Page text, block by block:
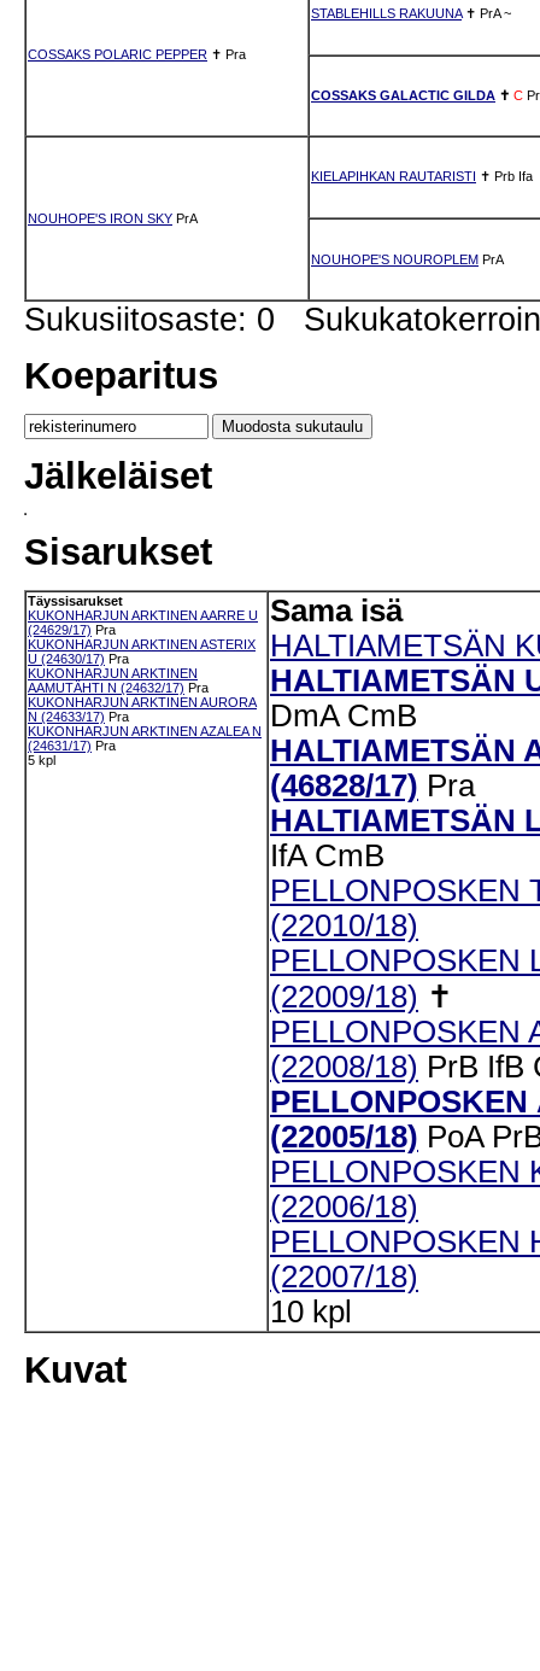
COSSAKS POLARIC PEPPER ✝ Pra
STABLEHILLS RAKUUNA✝ PrA ~
COSSAKS GALACTIC GILDA ✝ C
NOUHOPE'S IRON SKY PrA
KIELAPIHKAN RAUTARISTI ✝ Prb Ifa
NOUHOPE'S NOUROPLEM PrA
Sukusiitosaste: 0
Koeparitus
Jälkeläiset
Sisarukset
Täyssisarukset
KUKONHARJUN ARKTINEN AARRE U
(24629/17) Pra
KUKONHARJUN ARKTINEN ASTERIX
U (24630/17) Pra
KUKONHARJUN ARKTINEN
AAMUTÄHTI N (24632/17) Pra
KUKONHARJUN ARKTINEN AURORA
N (24633/17) Pra
KUKONHARJUN ARKTINEN AZALEA N
(24631/17) Pra
5 kpl
Sama isä
HALTIAMETSÄN
HALTIAMETSÄN
DmA CmB
HALTIAMETSÄN
(46828/17) Pra
HALTIAMETSÄN
IfA CmB
PELLONPOSKEN
(22010/18)
PELLONPOSKEN
(22009/18) ✝
PELLONPOSKEN
(22008/18) PrB IfB
(22005/18) PoA
PELLONPOSKEN
(22006/18)
PELLONPOSKEN
(22007/18)
10 kpl
Kuvat